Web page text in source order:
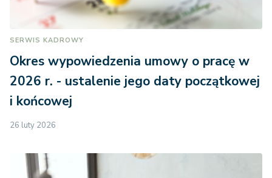
SERWIS KADROWY
Okres wypowiedzenia umowy o pracę w
2026 r. - ustalenie jego daty początkowej
i końcowej
26 luty 2026